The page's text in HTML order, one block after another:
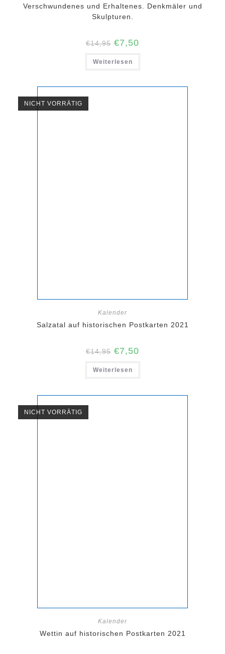
Verschwundenes und Erhaltenes. Denkmäler und
Skulpturen.
€14,95 Ursprünglicher
Preis
war:
€14,95
€7,50
ist:
Weiterlesen
NICHT VORRÄTIG
Kalender
Salzatal auf historischen Postkarten 2021
€14,95 Ursprünglicher
Preis
war:
€14,95
€7,50
ist:
Weiterlesen
NICHT VORRÄTIG
Kalender
Wettin auf historischen Postkarten 2021